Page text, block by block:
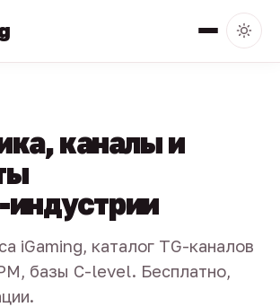
каналы и
iGaming, каталог TG-каналов
базы C-level. Бесплатно,